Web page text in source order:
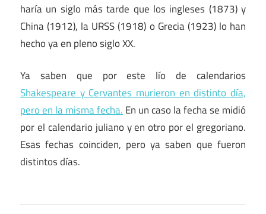
haría un siglo más tarde que los ingleses (1873) y
China (1912), la URSS (1918) o Grecia (1923) lo han
hecho ya en pleno siglo XX.
Ya saben que por este lío de calendarios
Shakespeare y Cervantes murieron en distinto día,
pero en la misma fecha.En un caso la fecha se midió
por el calendario juliano y en otro por el gregoriano.
Esas fechas coinciden, pero ya saben que fueron
distintos días.